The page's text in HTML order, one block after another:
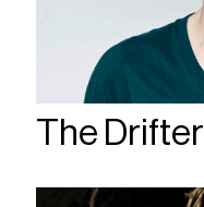
The Drifter